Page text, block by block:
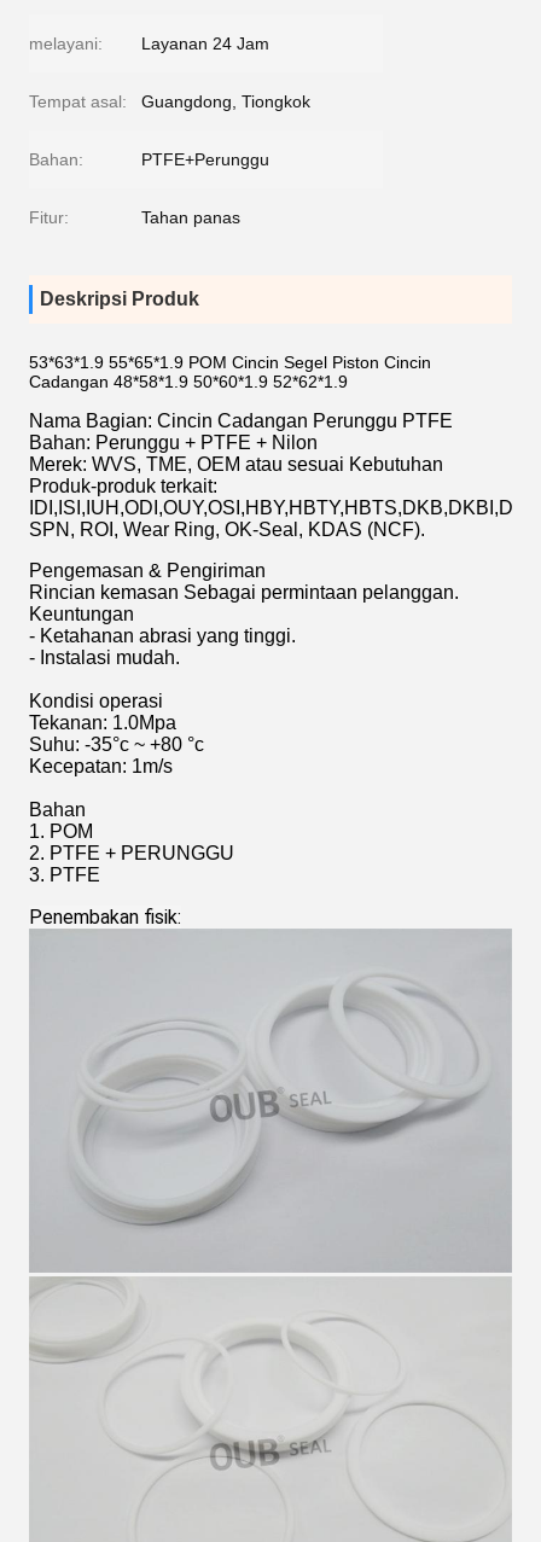
melayani: Layanan 24 Jam
Tempat asal: Guangdong, Tiongkok
Bahan: PTFE+Perunggu
Fitur: Tahan panas
Deskripsi Produk
53*63*1.9 55*65*1.9 POM Cincin Segel Piston Cincin
Cadangan 48*58*1.9 50*60*1.9 52*62*1.9
Nama Bagian: Cincin Cadangan Perunggu PTFE
Bahan: Perunggu + PTFE + Nilon
Merek: WVS, TME, OEM atau sesuai Kebutuhan
Produk-produk terkait:
SPN, ROI, Wear Ring, OK-Seal, KDAS (NCF).
Pengemasan & Pengiriman
Rincian kemasan Sebagai permintaan pelanggan.
Keuntungan
- Ketahanan abrasi yang tinggi.
- Instalasi mudah.
Kondisi operasi
Tekanan: 1.0Mpa
Suhu: -35°c ~ +80 °c
Kecepatan: 1m/s
Bahan
1. POM
2. PTFE + PERUNGGU
3. PTFE
Penembakan fisik: